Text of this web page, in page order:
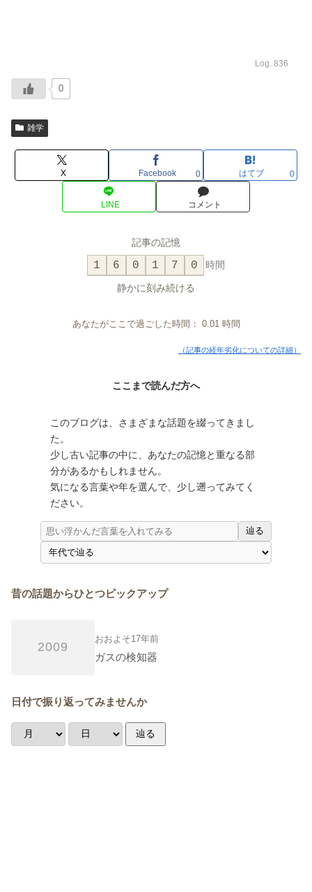
Log. 836
0
雑学
X Facebook 0 はてブ 0
LINE コメント
記事の記憶
1 6 0 1 7 0 時間
静かに刻み続ける
あなたがここで過ごした時間： 0.01時間
（記事の経年劣化についての詳細）
ここまで読んだ方へ
このブログは、さまざまな話題を綴ってきまし
た。
少し古い記事の中に、あなたの記憶と重なる部
分があるかもしれません。
気になる言葉や年を選んで、少し遡ってみてく
ださい。
辿る
昔の話題からひとつピックアップ
2009
おおよそ17年前
ガスの検知器
日付で振り返ってみませんか
辿る